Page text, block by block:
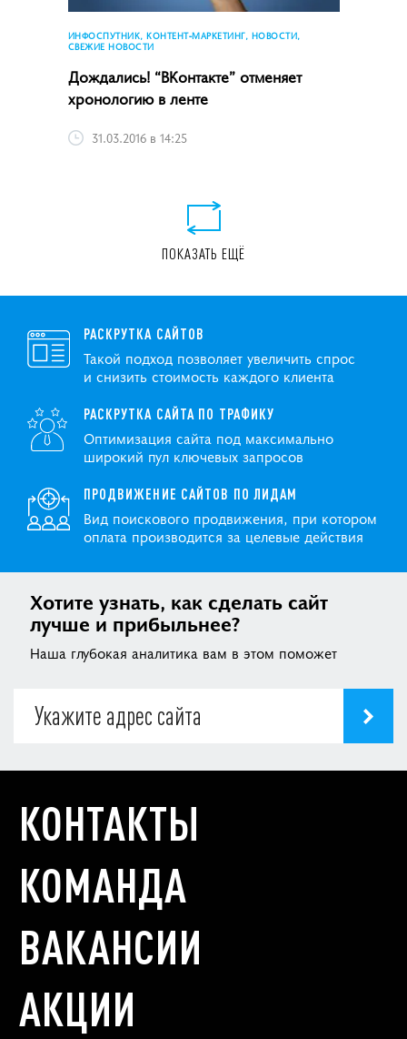
ИНФОСПУТНИК, КОНТЕНТ-МАРКЕТИНГ, НОВОСТИ,
СВЕЖИЕ НОВОСТИ
Дождались! “ВКонтакте” отменяет
хронологию в ленте
31.03.2016 в 14:25
ПОКАЗАТЬ ЕЩЁ
РАСКРУТКА САЙТОВ
Такой подход позволяет увеличить спрос
и снизить стоимость каждого клиента
РАСКРУТКА САЙТА ПО ТРАФИКУ
Оптимизация сайта под максимально
широкий пул ключевых запросов
ПРОДВИЖЕНИЕ САЙТОВ ПО ЛИДАМ
Вид поискового продвижения, при котором
оплата производится за целевые действия
Хотите узнать, как сделать сайт
лучше и прибыльнее?
Наша глубокая аналитика вам в этом поможет
КОНТАКТЫ
КОМАНДА
ВАКАНСИИ
АКЦИИ